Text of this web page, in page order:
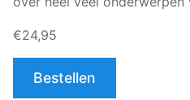
€24,95
Bestellen